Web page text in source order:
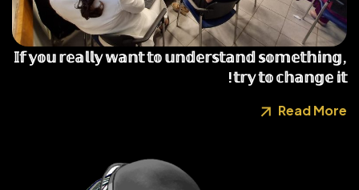
𝕀𝕗 𝕪𝕠𝕦 𝕣𝕖𝕒𝕝𝕝𝕪 𝕨𝕒𝕟𝕥 𝕥𝕠 𝕦𝕟𝕕𝕖𝕣𝕤𝕥𝕒𝕟𝕕 𝕤𝕠𝕞𝕖𝕥𝕙𝕚𝕟𝕘,
𝕥𝕣𝕪 𝕥𝕠 𝕔𝕙𝕒𝕟𝕘𝕖 𝕚𝕥!
Read More